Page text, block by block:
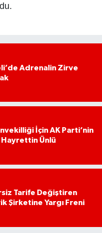
Adrenalin Zirve
İçin AK Parti’nin
Hayrettin Ünlü
Tarife Değiştiren
Şirketine Yargı Freni